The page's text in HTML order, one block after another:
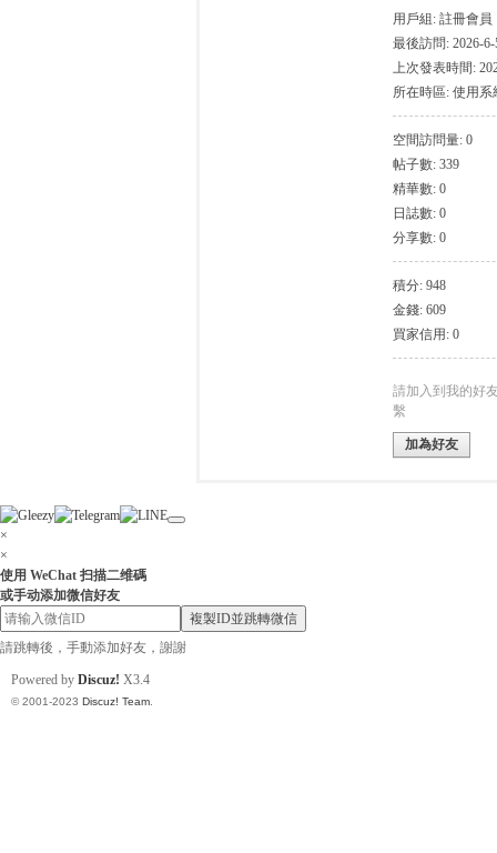
小
用戶組: 註冊會員
最後訪問: 2026-6-
上次發表時間:
所在時區: 使用系
空間訪問量: 0
帖子數: 339
精華數: 0
日誌數: 0
分享數: 0
積分: 948
金錢: 609
買家信用: 0
請加入到我的好
繫
加為好友
×
×
使用 WeChat 扫描二维碼
或手动添加微信好友
複製ID並跳轉微信
請跳轉後，手動添加好友，謝謝
Powered by Discuz! X3.4
© 2001-2023 Discuz! Team